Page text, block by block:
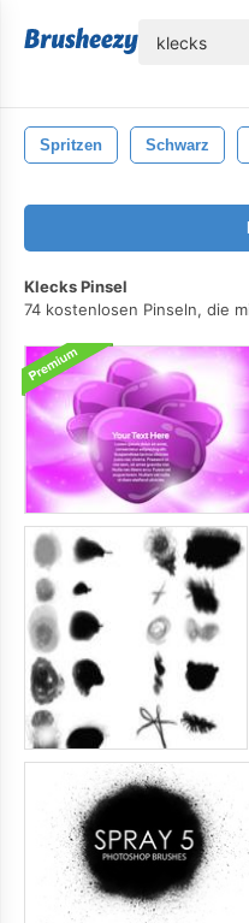
Spritzen Schwarz
Klecks Pinsel
74 kostenlosen Pinseln, die